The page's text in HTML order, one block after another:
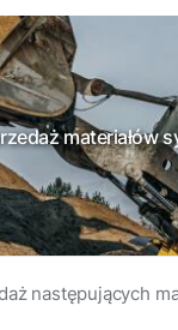
Roboty ziemne
Roboty drogowe
Usługi brukarskie
Transport
Rozbiórki /
maszyn
materiałów
materiałów
następujących